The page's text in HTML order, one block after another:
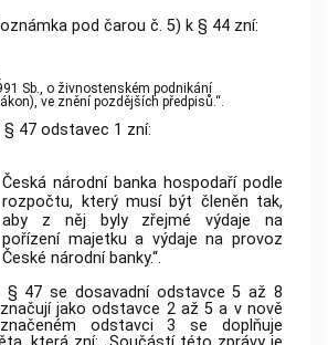
pod čarou č. 5) k § 44 zní:
Sb., o živnostenském podnikání
ve znění pozdějších předpisů.“.
§ 47 odstavec 1 zní:
Česká národní banka hospodaří podle
rozpočtu, který musí být členěn tak,
aby z něj byly zřejmé výdaje na
pořízení majetku a výdaje na provoz
České národní banky.“.
§ 47 se dosavadní odstavce 5 až 8
jako odstavce 2 až 5 a v nově
odstavci 3 se doplňuje